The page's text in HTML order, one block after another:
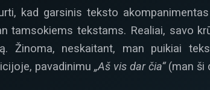
kad garsinis teksto
tamsokiems tekstams. Realiai, savo
Žinoma, neskaitant, man puikiai
pavadinimu „Aš vis dar čia“(man ši